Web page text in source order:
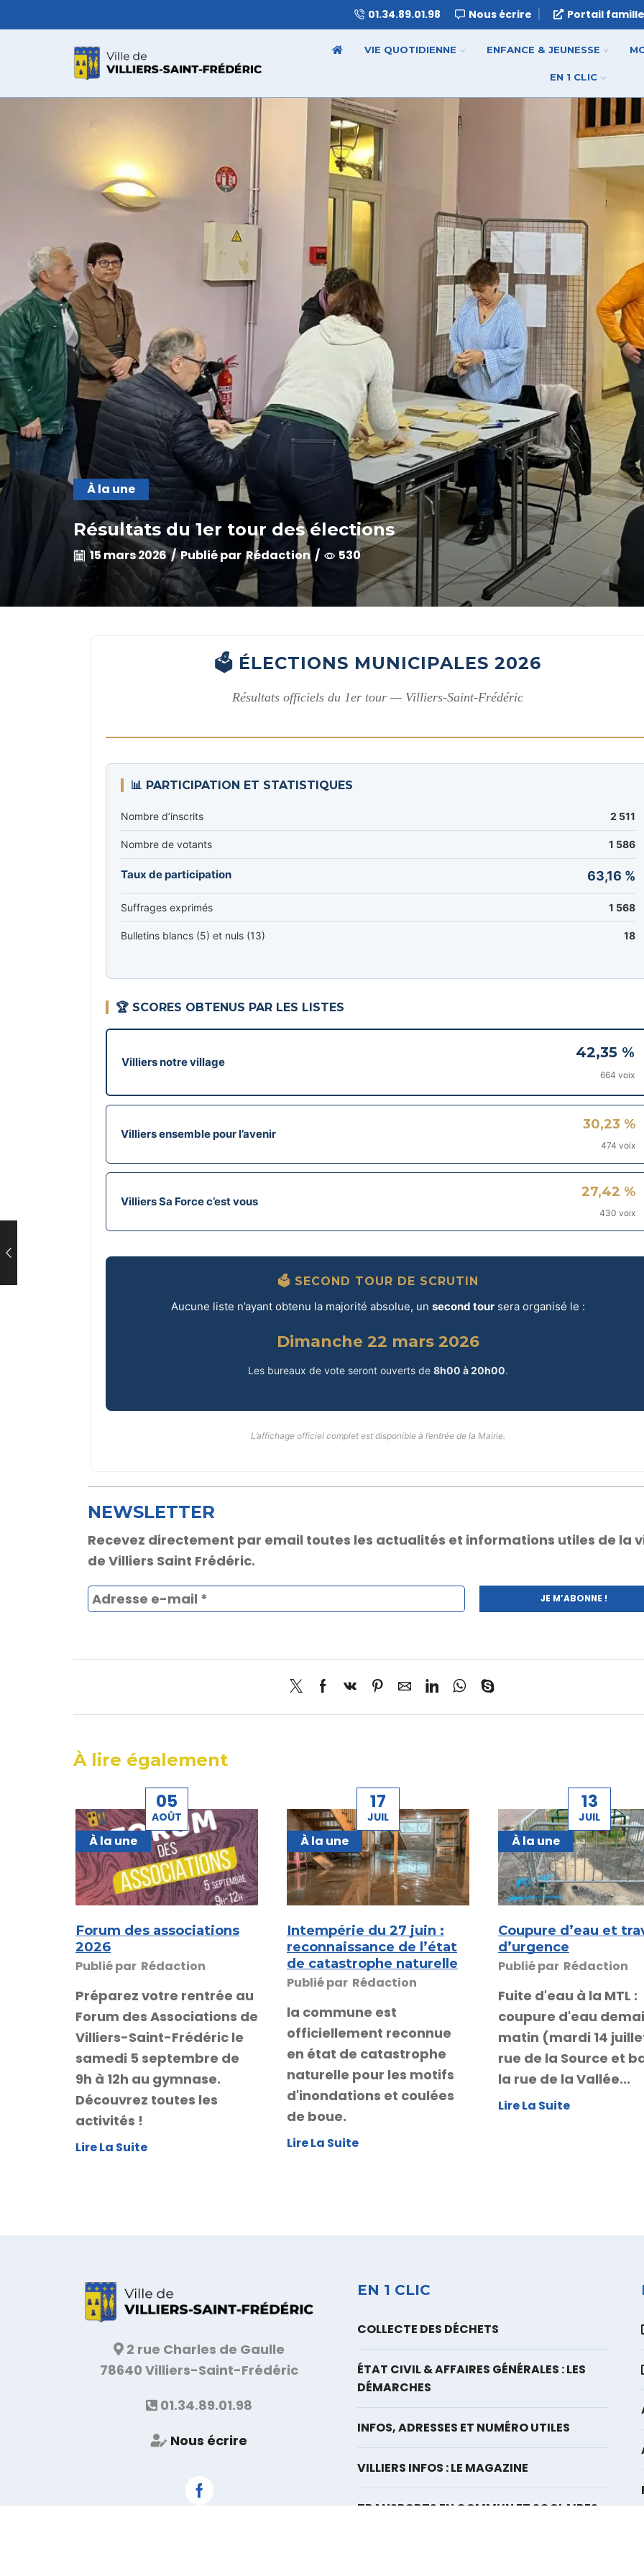
01.34.89.01.98 Nous écrire Portail
VIE QUOTIDIENNE ENFANCE & JEUNESSE
EN 1 CLIC
À la une
Résultats du 1er tour des élections
15 mars 2026 / Publié par Rédaction / 530
🗳️ ÉLECTIONS MUNICIPALES 2026
Résultats officiels du 1er tour — Villiers-Saint-Frédéric
📊 PARTICIPATION ET STATISTIQUES
Nombre d’inscrits 2 511
Nombre de votants 1 586
Taux de participation 63,16 %
Suffrages exprimés 1 568
Bulletins blancs (5) et nuls (13) 18
🏆 SCORES OBTENUS PAR LES LISTES
Villiers notre village
42,35 %
664 voix
Villiers ensemble pour l’avenir
30,23 %
474 voix
Villiers Sa Force c’est vous
27,42 %
430 voix
🗳️ SECOND TOUR DE SCRUTIN
Aucune liste n’ayant obtenu la majorité absolue, un second toursera organisé le :
Dimanche 22 mars 2026
Les bureaux de vote seront ouverts de 8h00 à 20h00.
L’affichage officiel complet est disponible à l’entrée de la Mairie.
NEWSLETTER
Recevez directement par email toutes les actualités et informations utiles de la
de Villiers Saint Frédéric.
À lire également
05
AOÛT
À la une
Forum des associations
2026
Publié par Rédaction
Préparez votre rentrée au
Forum des Associations de
Villiers-Saint-Frédéric le
samedi 5 septembre de
9h à 12h au gymnase.
Découvrez toutes les
activités !
Lire La Suite
17
JUIL
À la une
Intempérie du 27 juin :
reconnaissance de l’état
de catastrophe naturelle
Publié par Rédaction
la commune est
officiellement reconnue
en état de catastrophe
naturelle pour les motifs
d'inondations et coulées
de boue.
Lire La Suite
13
JUIL
À la une
Coupure d’eau et
d’urgence
Publié par Rédaction
Fuite d'eau à la MTL :
coupure d'eau
matin (mardi 14
rue de la Source et
la rue de la Vallée...
Lire La Suite
2 rue Charles de Gaulle
78640 Villiers-Saint-Frédéric
01.34.89.01.98
Nous écrire
Facebook
EN 1 CLIC
COLLECTE DES DÉCHETS
ÉTAT CIVIL & AFFAIRES GÉNÉRALES : LES
DÉMARCHES
INFOS, ADRESSES ET NUMÉRO UTILES
VILLIERS INFOS : LE MAGAZINE
TRANSPORTS EN COMMUN ET SCOLAIRES